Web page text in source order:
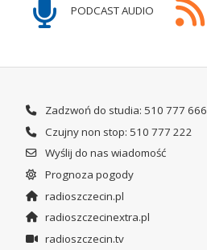
PODCAST AUDIO
Zadzwoń do studia: 510 777 666
Czujny non stop: 510 777 222
Wyślij do nas wiadomość
Prognoza pogody
radioszczecin.pl
radioszczecinextra.pl
radioszczecin.tv